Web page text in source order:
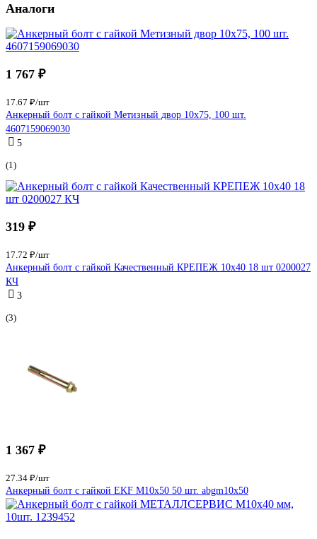
Аналоги
1 767 ₽
17.67 ₽/шт
Анкерный болт с гайкой Метизный двор 10x75, 100 шт.
4607159069030
5
(1)
319 ₽
17.72 ₽/шт
Анкерный болт с гайкой Качественный КРЕПЕЖ 10х40 18 шт 0200027
КЧ
3
(3)
1 367 ₽
27.34 ₽/шт
Анкерный болт с гайкой EKF М10х50 50 шт. abgm10x50